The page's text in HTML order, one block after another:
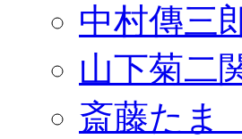
中村傳三
山下菊二
斎藤たま